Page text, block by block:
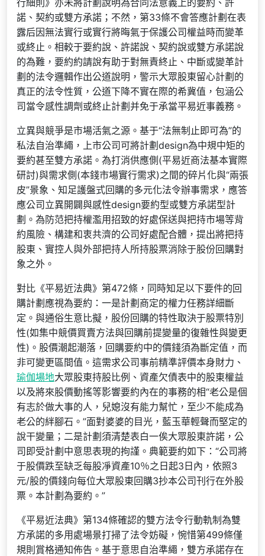
行細則》亦未將計劃說明為合同法意義上的要約、許
諾、契約或雙方承諾；不然，第33條不會答應計劃在表
露后因無法實行或實行將晦氣于保護公司權益時而變革
或終止。相較于要約說、許諾說、契約說或雙方承諾說
的為難，要約約請說有助于對無責終止、中斷或變革計
劃的法令邏輯作出公道說明，警示大眾股東留心計劃的
真正的法令性質，公道下降不實在際的希冀值，包涵公
司當令感性調劑或終止計劃并免于承當平易近事義務。
立異與競爭是市場活氣之源。基于“法無制止即可為”的
私法自治準繩，上市公司可將計劃design為中規中矩的
要約甚至雙方承諾。為打消供應側(平易近商法基本實際
研討)與需求側(本錢市場實行需求)之間的碎片化與“兩張
皮”景象、知足護盤式回購的多元化法令辦事需求，應答
應公司立異開闢與感性design要約型或雙方承諾型計
劃。為防范把持權濫用招致的好處保送與把持市場等背
約風險、構建和衷共濟的公司好處配合體，提出將把持
股東、實控人與外部把持人所持股票消除于股份回購對
象之外。
對比《平易近法典》第472條，同時知足以下要件的回
購計劃應視為要約：一是計劃商定的權力任務詳細斷
定。與通俗生意比擬，股份回購的特性取決于股票特別
性(如集中競價買賣方法與回購前提變量的復雜性與變更
性)。股價潮起潮落，回購要約中的價錢須為斷定值，而
非可變更區間值。這需求公司事前精準評價本身財力、
瑜伽場地大眾股東持股比例、資產欠債表中的股東權益
以及將來股價動搖等影響要約內在的事務的相“老公是個
有志於做大事的人，兒媳沒有能力幫忙，至少不能成為
老公的絆腳石。”面對婆婆的目光，藍玉華輕聲而堅定的
說干變量；二是計劃須清楚表白一俟大眾股東許諾，公
司即受計劃中意思表現的拘謹。典範要約如下：“公司將
于股價跌至缺乏每股凈資產10％之日起3日內，依照3
元/股的價錢向每位大眾股東回購3抄本公司刊行在外股
票。本計劃為要約。”
《平易近法典》第134條確認的雙方法令行動軌制為雙
方承諾的多用處場景打掃了法令妨礙，惋惜第499條僅
規則賞格通知佈告。基于意思自治準繩，雙方承諾存在